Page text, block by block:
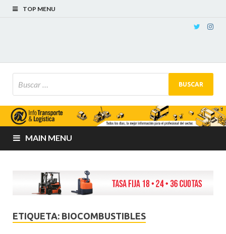
TOP MENU
MAIN MENU
ETIQUETA: BIOCOMBUSTIBLES